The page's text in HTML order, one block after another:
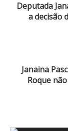
Deputada
a decisão
Janaina
Roque